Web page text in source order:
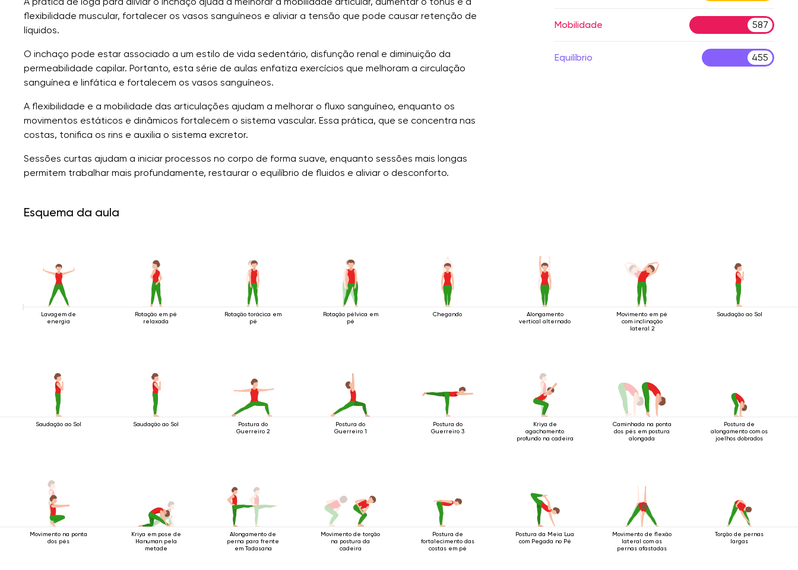
flexibilidade muscular, fortalecer os vasos sanguíneos e aliviar a tensão que pode causar retenção de
líquidos.
O inchaço pode estar associado a um estilo de vida sedentário, disfunção renal e diminuição da
permeabilidade capilar. Portanto, esta série de aulas enfatiza exercícios que melhoram a circulação
sanguínea e linfática e fortalecem os vasos sanguíneos.
A flexibilidade e a mobilidade das articulações ajudam a melhorar o fluxo sanguíneo, enquanto os
movimentos estáticos e dinâmicos fortalecem o sistema vascular. Essa prática, que se concentra nas
costas, tonifica os rins e auxilia o sistema excretor.
Sessões curtas ajudam a iniciar processos no corpo de forma suave, enquanto sessões mais longas
permitem trabalhar mais profundamente, restaurar o equilíbrio de fluidos e aliviar o desconforto.
Mobilidade 587
Equilíbrio 455
Esquema da aula
Lavagem de
energia
Rotação em pé
relaxada
Rotação torácica em
pé
Rotação pélvica em
pé
Chegando
Alongamento
vertical alternado
Movimento em pé
com inclinação
lateral 2
Saudação ao Sol
Saudação ao Sol Saudação ao Sol
Postura do
Guerreiro 2
Postura do
Guerreiro 1
Postura do
Guerreiro 3
Kriya de
agachamento
profundo na cadeira
Caminhada na ponta
dos pés em postura
alongada
Postura de
alongamento com os
joelhos dobrados
Movimento na ponta
dos pés
Kriya em pose de
Hanuman pela
metade
Alongamento de
perna para frente
em Tadasana
Movimento de torção
na postura da
cadeira
Postura de
fortalecimento das
costas em pé
Postura da Meia Lua
com Pegada no Pé
Movimento de flexão
lateral com as
pernas afastadas
Torção de pernas
largas